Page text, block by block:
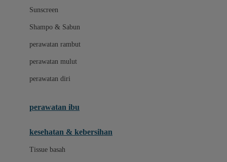
MATCHBOX
Sunscreen
Shampo & Sabun
perawatan rambut
perawatan mulut
perawatan diri
perawatan ibu
kesehatan & kebersihan
Tissue basah